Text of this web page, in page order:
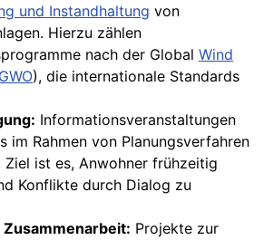
und Instandhaltung von
Hierzu zählen
nach der Global Wind
GWO), die internationale Standards
Informationsveranstaltungen
im Rahmen von Planungsverfahren
Ziel ist es, Anwohner frühzeitig
Konflikte durch Dialog zu
Projekte zur